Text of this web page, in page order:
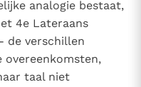
analogie bestaat,
4e Lateraans
de verschillen
overeenkomsten,
taal niet